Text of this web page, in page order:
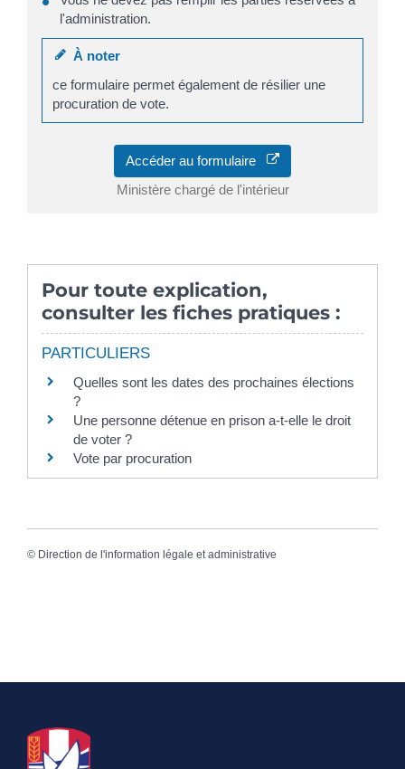
l'administration.
À noter
ce formulaire permet également de résilier une
procuration de vote.
Accéder au formulaire
Ministère chargé de l'intérieur
Pour toute explication,
consulter les fiches pratiques :
PARTICULIERS
Quelles sont les dates des prochaines élections
?
Une personne détenue en prison a-t-elle le droit
de voter ?
Vote par procuration
© Direction de l'information légale et administrative